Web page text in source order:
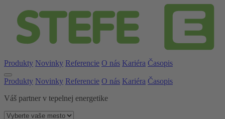
Produkty Novinky Referencie O nás Kariéra Časopis
Produkty Novinky Referencie O nás Kariéra Časopis
Váš partner v tepelnej energetike